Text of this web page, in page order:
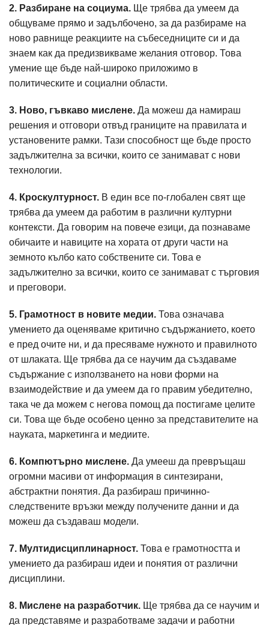
2. Разбиране на социума. Ще трябва да умеем да
общуваме прямо и задълбочено, за да разбираме на
ново равнище реакциите на събеседниците си и да
знаем как да предизвикваме желания отговор. Това
умение ще бъде най-широко приложимо в
политическите и социални области.
3. Ново, гъвкаво мислене. Да можеш да намираш
решения и отговори отвъд границите на правилата и
установените рамки. Тази способност ще бъде просто
задължителна за всички, които се занимават с нови
технологии.
4. Кроскултурност. В един все по-глобален свят ще
трябва да умеем да работим в различни културни
контексти. Да говорим на повече езици, да познаваме
обичаите и навиците на хората от други части на
земното кълбо като собствените си. Това е
задължително за всички, които се занимават с търговия
и преговори.
5. Грамотност в новите медии. Това означава
умението да оценяваме критично съдържанието, което
е пред очите ни, и да пресяваме нужното и правилното
от шлаката. Ще трябва да се научим да създаваме
съдържание с използването на нови форми на
взаимодействие и да умеем да го правим убедително,
така че да можем с негова помощ да постигаме целите
си. Това ще бъде особено ценно за представителите на
науката, маркетинга и медиите.
6. Компютърно мислене. Да умееш да превръщаш
огромни масиви от информация в синтезирани,
абстрактни понятия. Да разбираш причинно-
следствените връзки между получените данни и да
можеш да създаваш модели.
7. Мултидисциплинарност. Това е грамотността и
умението да разбираш идеи и понятия от различни
дисциплини.
8. Мислене на разработчик. Ще трябва да се научим и
да представяме и разработваме задачи и работни